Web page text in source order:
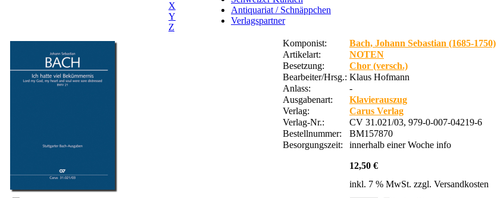
X
Y
Z
Antiquariat / Schnäppchen
Verlagspartner
Komponist:
Bach, Johann Sebastian (1685-1750)
Artikelart:
NOTEN
Besetzung:
Chor (versch.)
Bearbeiter/Hrsg.: Klaus Hofmann
Anlass:
-
Ausgabenart:
Klavierauszug
Verlag:
Carus Verlag
Verlag-Nr.:
CV 31.021/03, 979-0-007-04219-6
Bestellnummer:
BM157870
Besorgungszeit:
innerhalb einer Woche info
12,50 €
inkl. 7 % MwSt. zzgl. Versandkosten